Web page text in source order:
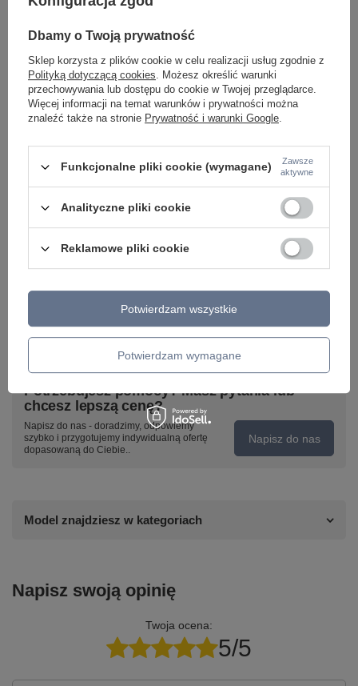
Lampa wisząca ISIDORA Italux PND-14290-1-BRO-
227,00 zł / szt.
Lampa sufitowa,
KLCM20S36W-1
368,00 zł / szt.
Potrzebujesz pomocy? Masz pytania lub
chcesz lepszą cenę?
Napisz do nas - doradzimy, odpowiemy
szybko i przygotujemy indywidualną ofertę
dopasowaną do Ciebie..
Napisz do nas
Model znajdziesz w kategoriach
Napisz swoją opinię
Twoja ocena:
5/5
Dbamy o Twoją prywatność
Sklep korzysta z plików cookie w celu realizacji usług zgodnie z
Polityką dotyczącą cookies. Możesz określić warunki
przechowywania lub dostępu do cookie w Twojej przeglądarce.
Więcej informacji na temat warunków i prywatności można
znaleźć także na stronie Prywatność i warunki Google.
Funkcjonalne pliki cookie (wymagane)
Zawsze
aktywne
Analityczne pliki cookie
Reklamowe pliki cookie
Potwierdzam wymagane
Potwierdzam wszystkie